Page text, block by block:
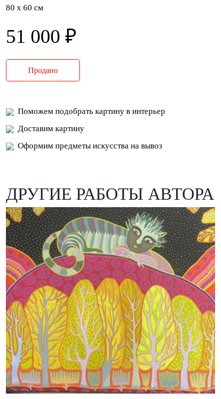
80 x 60 см
51 000 ₽
Продано
Поможем подобрать картину в интерьер
Доставим картину
Оформим предметы искусства на вывоз
ДРУГИЕ РАБОТЫ АВТОРА